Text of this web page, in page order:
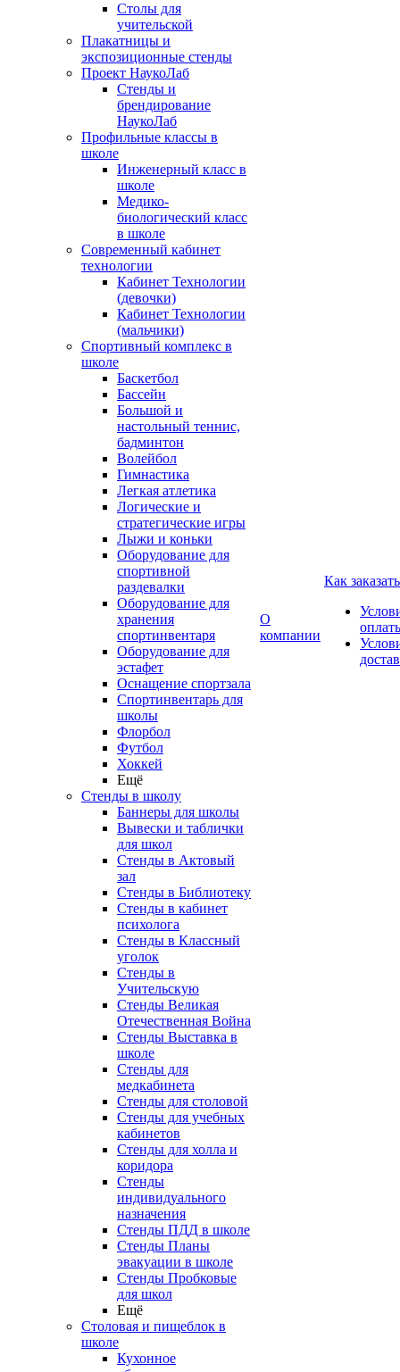
Столы для
учительской
Плакатницы и
экспозиционные стенды
Проект НаукоЛаб
Стенды и
брендирование
НаукоЛаб
Профильные классы в
школе
Инженерный класс в
школе
Медико-
биологический класс
в школе
Современный кабинет
технологии
Кабинет Технологии
(девочки)
Кабинет Технологии
(мальчики)
Спортивный комплекс в
школе
Баскетбол
Бассейн
Большой и
настольный теннис,
бадминтон
Волейбол
Гимнастика
Легкая атлетика
Логические и
стратегические игры
Лыжи и коньки
Оборудование для
спортивной
раздевалки
Оборудование для
хранения
спортинвентаря
Оборудование для
эстафет
Оснащение спортзала
Спортинвентарь для
школы
Флорбол
Футбол
Хоккей
Ещё
Стенды в школу
Баннеры для школы
Вывески и таблички
для школ
Стенды в Актовый
зал
Стенды в Библиотеку
Стенды в кабинет
психолога
Стенды в Классный
уголок
Стенды в
Учительскую
Стенды Великая
Отечественная Война
Стенды Выставка в
школе
Стенды для
медкабинета
Стенды для столовой
Стенды для учебных
кабинетов
Стенды для холла и
коридора
Стенды
индивидуального
назначения
Стенды ПДД в школе
Стенды Планы
эвакуации в школе
Стенды Пробковые
для школ
Ещё
Столовая и пищеблок в
школе
Кухонное
О
компании
Как